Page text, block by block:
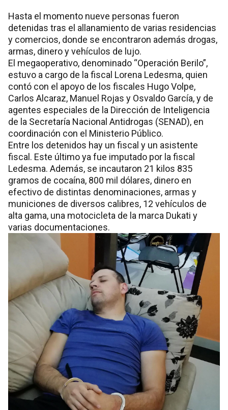
Hasta el momento nueve personas fueron
detenidas tras el allanamiento de varias residencias
y comercios, donde se encontraron además drogas,
armas, dinero y vehículos de lujo.
El megaoperativo, denominado “Operación Berilo”,
estuvo a cargo de la fiscal Lorena Ledesma, quien
contó con el apoyo de los fiscales Hugo Volpe,
Carlos Alcaraz, Manuel Rojas y Osvaldo García, y de
agentes especiales de la Dirección de Inteligencia
de la Secretaría Nacional Antidrogas (SENAD), en
coordinación con el Ministerio Público.
Entre los detenidos hay un fiscal y un asistente
fiscal. Este último ya fue imputado por la fiscal
Ledesma. Además, se incautaron 21 kilos 835
gramos de cocaína, 800 mil dólares, dinero en
efectivo de distintas denominaciones, armas y
municiones de diversos calibres, 12 vehículos de
alta gama, una motocicleta de la marca Dukati y
varias documentaciones.